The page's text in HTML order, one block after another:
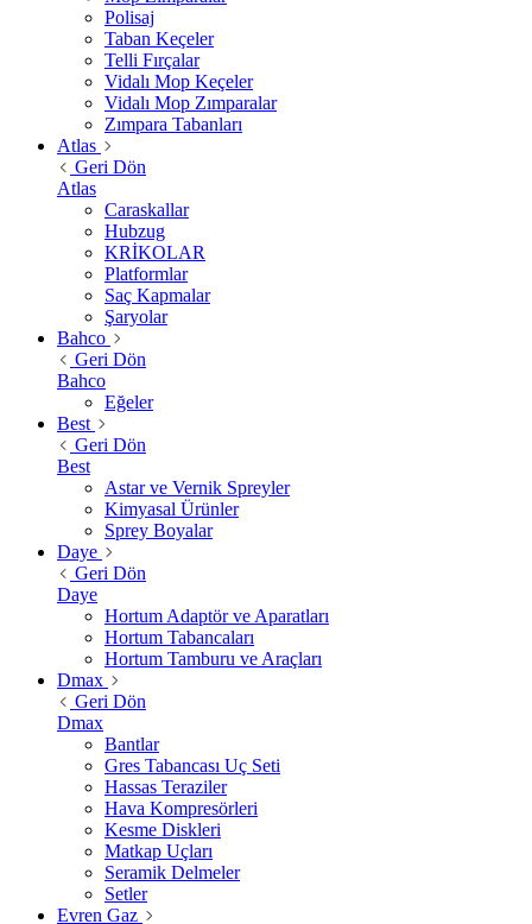
Polisaj
Taban Keçeler
Telli Fırçalar
Vidalı Mop Keçeler
Vidalı Mop Zımparalar
Zımpara Tabanları
Atlas
Geri Dön
Atlas
Caraskallar
Hubzug
KRİKOLAR
Platformlar
Saç Kapmalar
Şaryolar
Bahco
Geri Dön
Bahco
Eğeler
Best
Geri Dön
Best
Astar ve Vernik Spreyler
Kimyasal Ürünler
Sprey Boyalar
Daye
Geri Dön
Daye
Hortum Adaptör ve Aparatları
Hortum Tabancaları
Hortum Tamburu ve Araçları
Dmax
Geri Dön
Dmax
Bantlar
Gres Tabancası Uç Seti
Hassas Teraziler
Hava Kompresörleri
Kesme Diskleri
Matkap Uçları
Seramik Delmeler
Setler
Evren Gaz